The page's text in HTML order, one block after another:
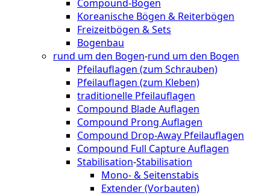
Compound-Bögen
Koreanische Bögen & Reiterbögen
Freizeitbögen & Sets
Bogenbau
rund um den Bogen-rund um den Bogen
Pfeilauflagen (zum Schrauben)
Pfeilauflagen (zum Kleben)
traditionelle Pfeilauflagen
Compound Blade Auflagen
Compound Prong Auflagen
Compound Drop-Away Pfeilauflagen
Compound Full Capture Auflagen
Stabilisation-Stabilisation
Mono- & Seitenstabis
Extender (Vorbauten)